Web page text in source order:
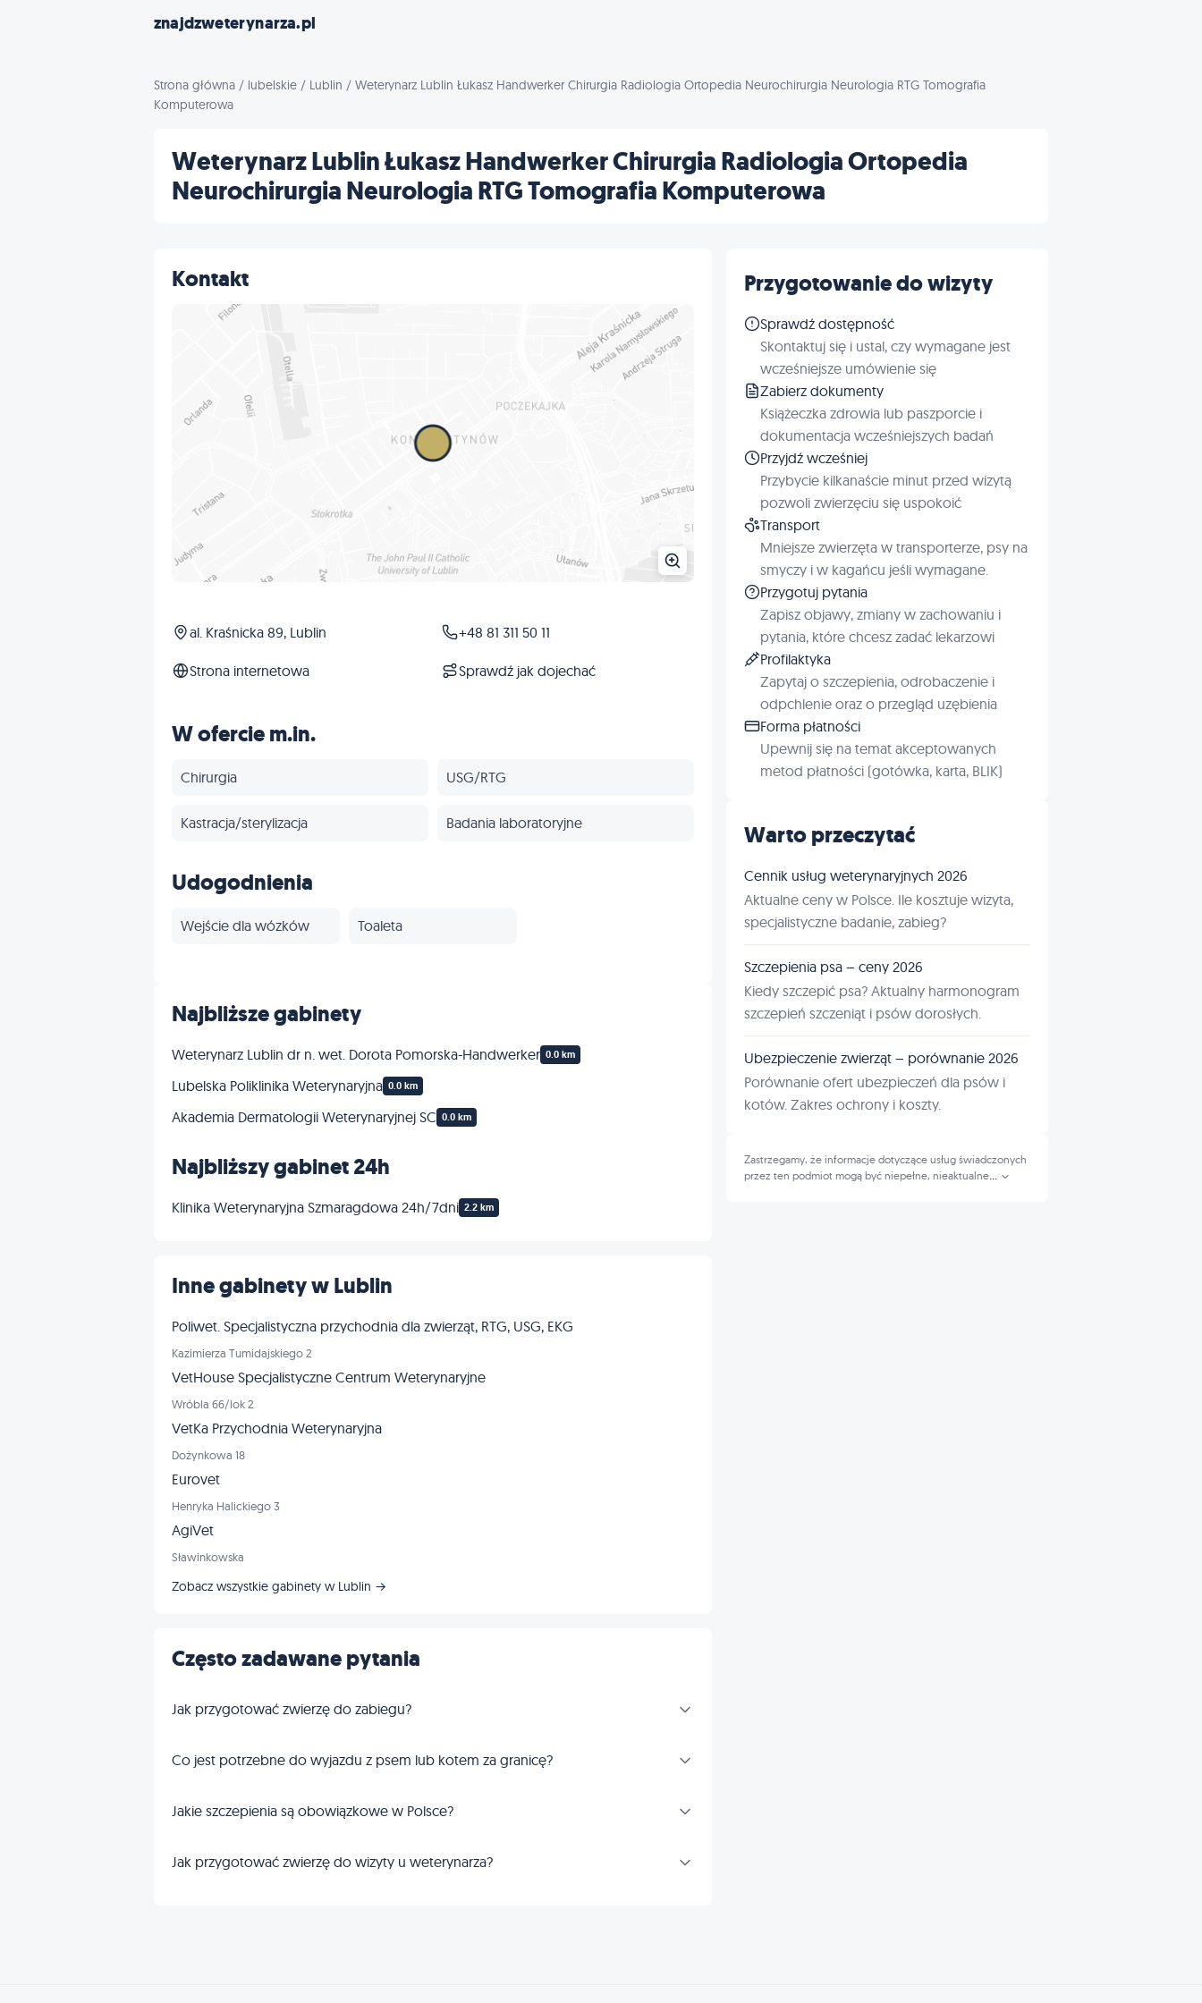
znajdzweterynarza.pl
Strona główna / lubelskie / Lublin / Weterynarz Lublin Łukasz Handwerker Chirurgia Radiologia Ortopedia Neurochirurgia Neurologia RTG Tomografia
Komputerowa
Weterynarz Lublin Łukasz Handwerker Chirurgia Radiologia Ortopedia
Neurochirurgia Neurologia RTG Tomografia Komputerowa
Kontakt
al. Kraśnicka 89, Lublin +48 81 311 50 11
Strona internetowa Sprawdź jak dojechać
W ofercie m.in.
Chirurgia USG/RTG
Kastracja/sterylizacja Badania laboratoryjne
Onkologia
Dermatologia Neurologia
Profilaktyka
Udogodnienia
Wejście dla wózków Toaleta
Najbliższe gabinety
Weterynarz Lublin dr n. wet. Dorota Pomorska-Handwerker 0.0 km
Lubelska Poliklinika Weterynaryjna 0.0 km
Akademia Dermatologii Weterynaryjnej SC 0.0 km
Najbliższy gabinet 24h
Klinika Weterynaryjna Szmaragdowa 24h/7dni 2.2 km
Inne gabinety w Lublin
Poliwet. Specjalistyczna przychodnia dla zwierząt, RTG, USG, EKG
Kazimierza Tumidajskiego 2
VetHouse Specjalistyczne Centrum Weterynaryjne
Wróbla 66/lok 2
VetKa Przychodnia Weterynaryjna
Dożynkowa 18
Eurovet
Henryka Halickiego 3
AgiVet
Sławinkowska
Zobacz wszystkie gabinety w Lublin →
Często zadawane pytania
Jak przygotować zwierzę do zabiegu?
Co jest potrzebne do wyjazdu z psem lub kotem za granicę?
Jakie szczepienia są obowiązkowe w Polsce?
Jak przygotować zwierzę do wizyty u weterynarza?
Przygotowanie do wizyty
Sprawdź dostępność
Skontaktuj się i ustal, czy wymagane jest
wcześniejsze umówienie się
Zabierz dokumenty
Książeczka zdrowia lub paszporcie i
dokumentacja wcześniejszych badań
Przyjdź wcześniej
Przybycie kilkanaście minut przed wizytą
pozwoli zwierzęciu się uspokoić
Transport
Mniejsze zwierzęta w transporterze, psy na
smyczy i w kagańcu jeśli wymagane.
Przygotuj pytania
Zapisz objawy, zmiany w zachowaniu i
pytania, które chcesz zadać lekarzowi
Profilaktyka
Zapytaj o szczepienia, odrobaczenie i
odpchlenie oraz o przegląd uzębienia
Forma płatności
Upewnij się na temat akceptowanych
metod płatności (gotówka, karta, BLIK)
Warto przeczytać
Cennik usług weterynaryjnych 2026
Aktualne ceny w Polsce. Ile kosztuje wizyta,
specjalistyczne badanie, zabieg?
Szczepienia psa – ceny 2026
Kiedy szczepić psa? Aktualny harmonogram
szczepień szczeniąt i psów dorosłych.
Ubezpieczenie zwierząt – porównanie 2026
Porównanie ofert ubezpieczeń dla psów i
kotów. Zakres ochrony i koszty.
Zastrzegamy, że informacje dotyczące usług świadczonych
przez ten podmiot mogą być niepełne, nieaktualne...